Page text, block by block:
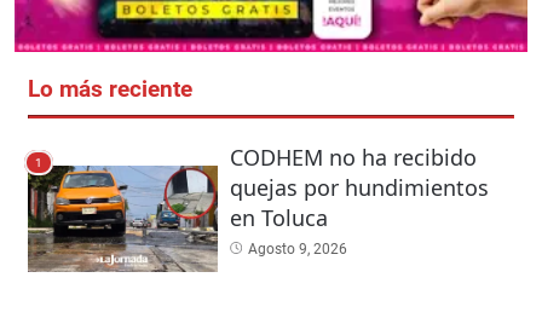
Lo más reciente
1
CODHEM no ha recibido
quejas por hundimientos
en Toluca
Agosto 9, 2026